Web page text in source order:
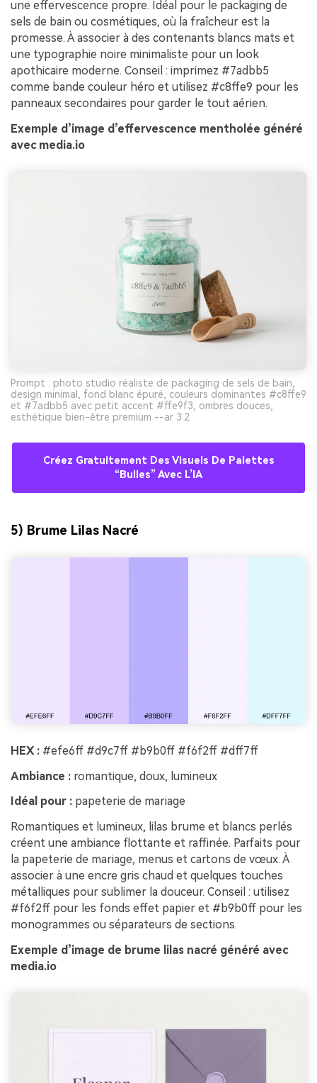
une effervescence propre. Idéal pour le packaging de
sels de bain ou cosmétiques, où la fraîcheur est la
promesse. À associer à des contenants blancs mats et
une typographie noire minimaliste pour un look
apothicaire moderne. Conseil : imprimez #7adbb5
comme bande couleur héro et utilisez #c8ffe9 pour les
panneaux secondaires pour garder le tout aérien.
Exemple d’image d’effervescence mentholée généré
avec media.io
Prompt : photo studio réaliste de packaging de sels de bain,
design minimal, fond blanc épuré, couleurs dominantes #c8ffe9
et #7adbb5 avec petit accent #ffe9f3, ombres douces,
esthétique bien-être premium --ar 3:2
Créez Gratuitement Des Visuels De Palettes
“bulles” Avec L’IA
5) Brume Lilas Nacré
HEX : #efe6ff #d9c7ff #b9b0ff #f6f2ff #dff7ff
Ambiance : romantique, doux, lumineux
Idéal pour : papeterie de mariage
Romantiques et lumineux, lilas brume et blancs perlés
créent une ambiance flottante et raffinée. Parfaits pour
la papeterie de mariage, menus et cartons de vœux. À
associer à une encre gris chaud et quelques touches
métalliques pour sublimer la douceur. Conseil : utilisez
#f6f2ff pour les fonds effet papier et #b9b0ff pour les
monogrammes ou séparateurs de sections.
Exemple d’image de brume lilas nacré généré avec
media.io